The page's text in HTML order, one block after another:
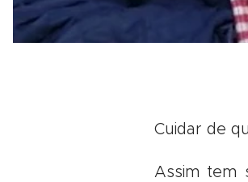
Cuidar de
Assim tem